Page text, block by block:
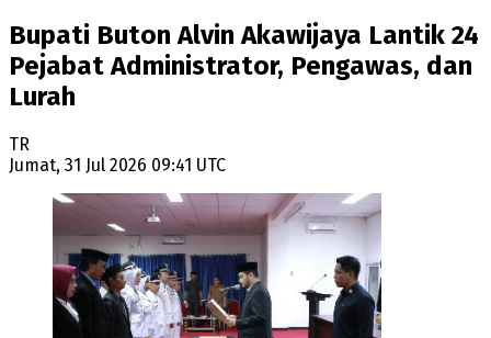
Bupati Buton Alvin Akawijaya Lantik 24
Pejabat Administrator, Pengawas, dan
Lurah
TR
Jumat, 31 Jul 2026 09:41 UTC